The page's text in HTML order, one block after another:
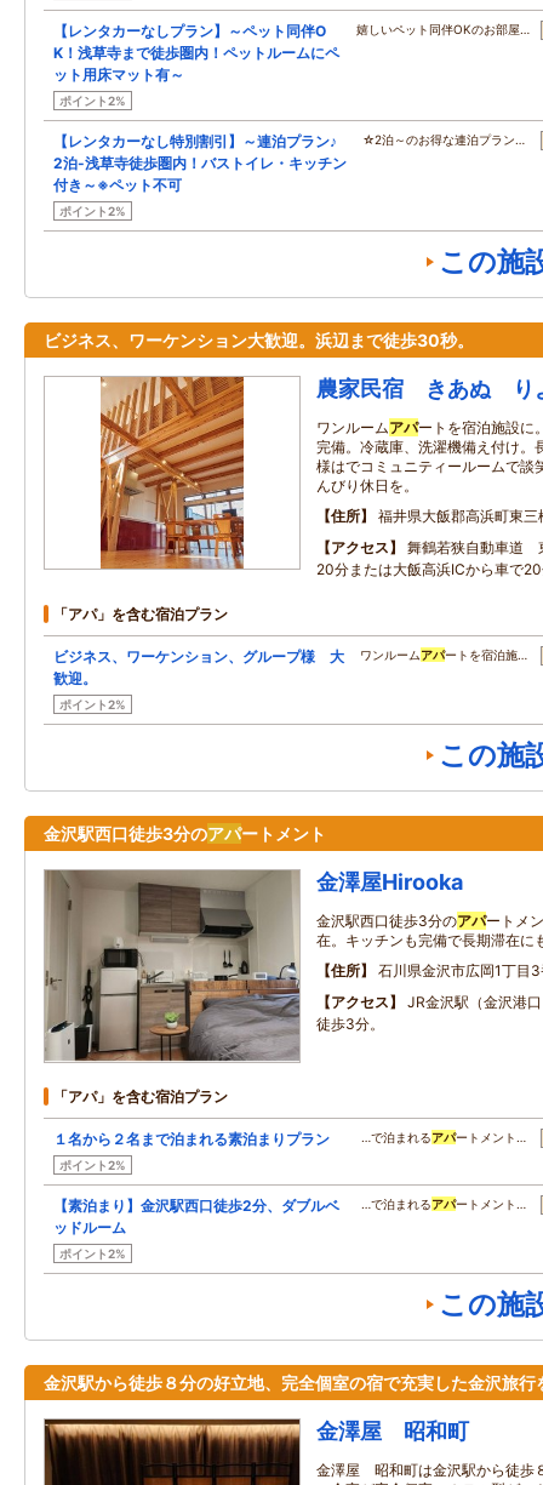
【レンタカーなしプラン】～ペット同伴O
K！浅草寺まで徒歩圏内！ペットルームにペ
ット用床マット有～
ポイント2%
嬉しいペット同伴OKのお部屋…
【レンタカーなし特別割引】～連泊プラン♪
2泊-浅草寺徒歩圏内！バストイレ・キッチン
付き～※ペット不可
ポイント2%
☆2泊～のお得な連泊プラン…
この施
ビジネス、ワーケンション大歓迎。浜辺まで徒歩30秒。
農家民宿 きあぬ り
ワンルームアパートを宿泊施設に
完備。冷蔵庫、洗濯機備え付け。
様はでコミュニティールームで談
んびり休日を。
住所
福井県大飯郡高浜町東三
アクセス
舞鶴若狭自動車道
20分または大飯高浜ICから車で
「アパ」を含む宿泊プラン
ビジネス、ワーケンション、グループ様 大
歓迎。
ポイント2%
ワンルームアパートを宿泊施…
この施
金沢駅西口徒歩3分のアパートメント
金澤屋Hirooka
金沢駅西口徒歩3分のアパートメ
在。キッチンも完備で長期滞在に
住所
石川県金沢市広岡1丁目
アクセス
JR金沢駅（金沢港
徒歩3分。
「アパ」を含む宿泊プラン
１名から２名まで泊まれる素泊まりプラン
ポイント2%
…で泊まれるアパートメント…
【素泊まり】金沢駅西口徒歩2分、ダブルベ
ッドルーム
ポイント2%
…で泊まれるアパートメント…
この施
金沢駅から徒歩８分の好立地、完全個室の宿で充実した金沢旅行
金澤屋 昭和町
金澤屋 昭和町は金沢駅から徒歩